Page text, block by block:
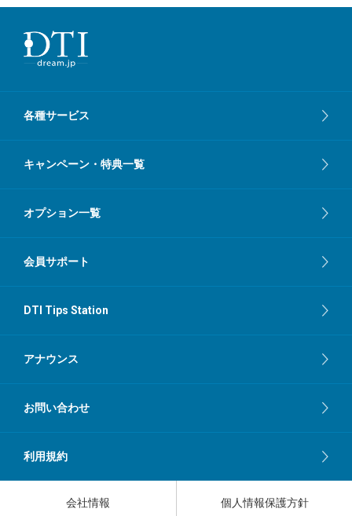
各種サービス
キャンペーン・特典一覧
オプション一覧
会員サポート
DTI Tips Station
アナウンス
お問い合わせ
利用規約
会社情報 個人情報保護方針